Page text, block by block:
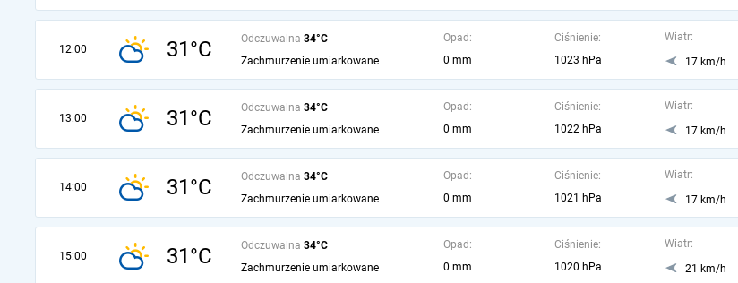
12:00 31°C Odczuwalna 34°C
Zachmurzenie umiarkowane
Opad:
0 mm
Ciśnienie:
1023 hPa
Wiatr:
17 km/h
13:00 31°C Odczuwalna 34°C
Zachmurzenie umiarkowane
Opad:
0 mm
Ciśnienie:
1022 hPa
Wiatr:
17 km/h
14:00 31°C Odczuwalna 34°C
Zachmurzenie umiarkowane
Opad:
0 mm
Ciśnienie:
1021 hPa
Wiatr:
17 km/h
15:00 31°C Odczuwalna 34°C
Zachmurzenie umiarkowane
Opad:
0 mm
Ciśnienie:
1020 hPa
Wiatr:
21 km/h